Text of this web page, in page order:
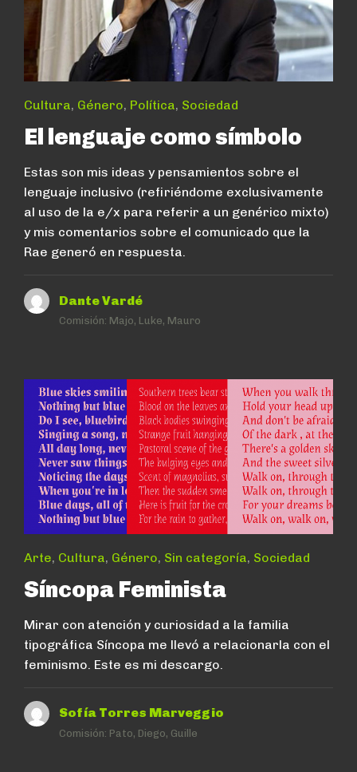
Cultura, Género, Política, Sociedad
El lenguaje como símbolo
Estas son mis ideas y pensamientos sobre el
lenguaje inclusivo (refiriéndome exclusivamente
al uso de la e/x para referir a un genérico mixto)
y mis comentarios sobre el comunicado que la
Rae generó en respuesta.
Dante Vardé
Comisión: Majo, Luke, Mauro
Arte, Cultura, Género, Sin categoría, Sociedad
Síncopa Feminista
Mirar con atención y curiosidad a la familia
tipográfica Síncopa me llevó a relacionarla con el
feminismo. Este es mi descargo.
Sofía Torres Marveggio
Comisión: Pato, Diego, Guille